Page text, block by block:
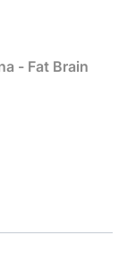
- Fat Brain